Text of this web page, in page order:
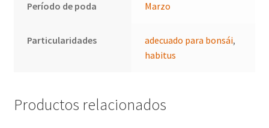
Período de poda Marzo
Particularidades adecuado para bonsái,
habitus
Productos relacionados